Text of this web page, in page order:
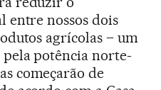
entre nossos dois
agrícolas – um
pela potência norte-
começarão de